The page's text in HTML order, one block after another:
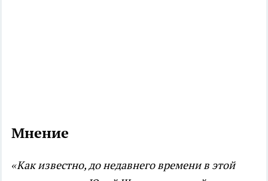
Мнение
«Как известно, до недавнего времени в этой